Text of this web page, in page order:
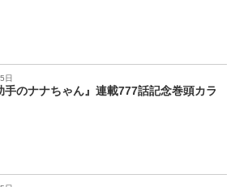
日
手のナナちゃん』連載777話記念巻頭カラ